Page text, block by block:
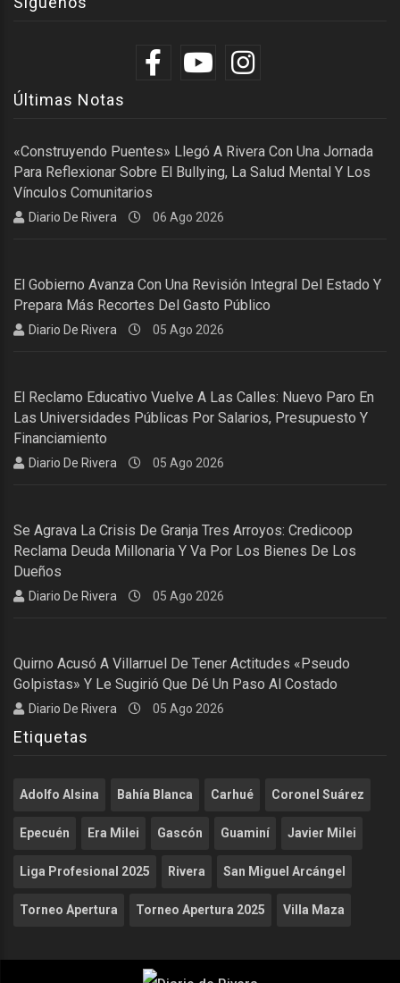
Últimas Notas
«Construyendo Puentes» Llegó A Rivera Con Una Jornada
Para Reflexionar Sobre El Bullying, La Salud Mental Y Los
Vínculos Comunitarios
Diario De Rivera 06 Ago 2026
El Gobierno Avanza Con Una Revisión Integral Del Estado Y
Prepara Más Recortes Del Gasto Público
Diario De Rivera 05 Ago 2026
El Reclamo Educativo Vuelve A Las Calles: Nuevo Paro En
Las Universidades Públicas Por Salarios, Presupuesto Y
Financiamiento
Diario De Rivera 05 Ago 2026
Se Agrava La Crisis De Granja Tres Arroyos: Credicoop
Reclama Deuda Millonaria Y Va Por Los Bienes De Los
Dueños
Diario De Rivera 05 Ago 2026
Quirno Acusó A Villarruel De Tener Actitudes «pseudo
Golpistas» Y Le Sugirió Que Dé Un Paso Al Costado
Diario De Rivera 05 Ago 2026
Etiquetas
Adolfo Alsina Bahía Blanca Carhué Coronel Suárez
Epecuén Era Milei Gascón Guaminí Javier Milei
Liga Profesional 2025 Rivera San Miguel Arcángel
Torneo Apertura Torneo Apertura 2025 Villa Maza